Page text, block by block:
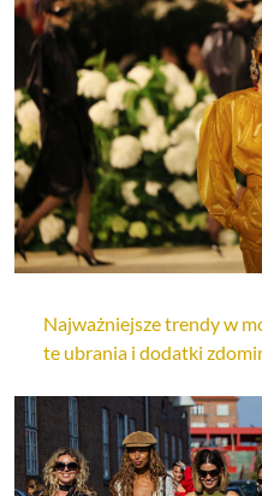
Najważniejsze trendy w
te ubrania i dodatki